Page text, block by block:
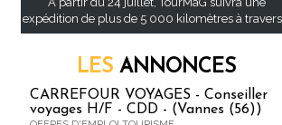
expédition de plus de 5 000 kilomètres à
LES ANNONCES
CARREFOUR VOYAGES - Conseiller
voyages H/F - CDD - (Vannes (56))